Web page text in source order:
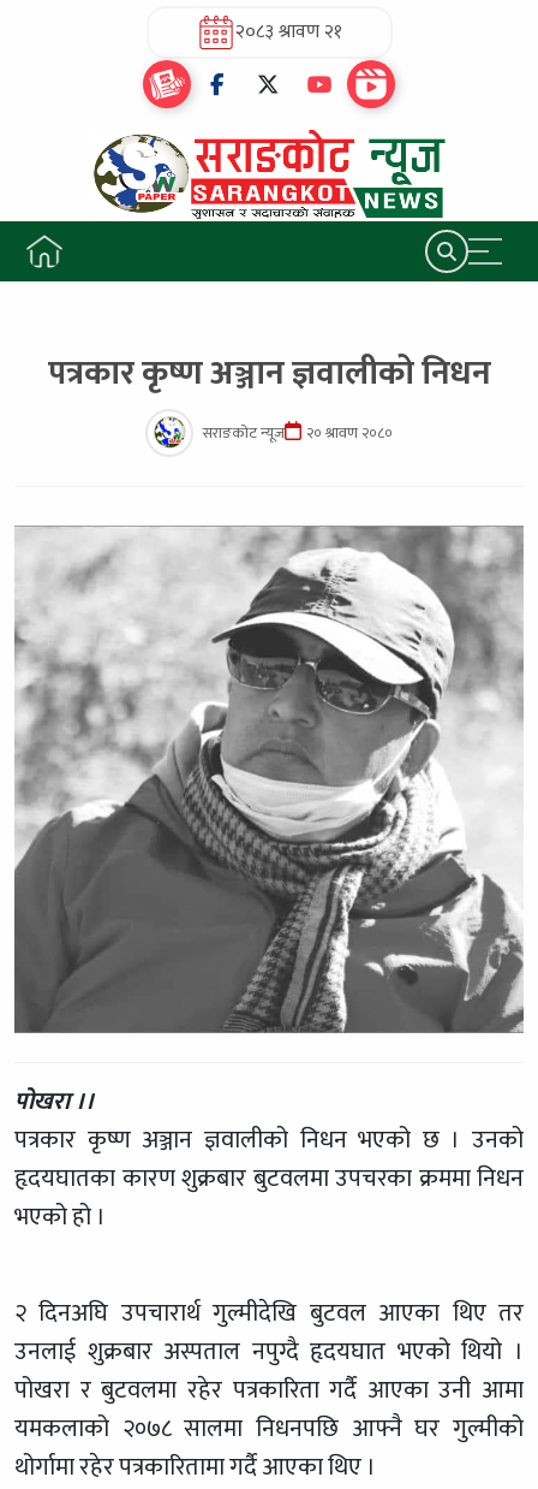
२०८३ श्रावण २१
पत्रकार कृष्ण अञ्जान ज्ञवालीको निधन
सराङकोट न्यूज २० श्रावण २०८०
पोखरा ।।
पत्रकार कृष्ण अञ्जान ज्ञवालीको निधन भएको छ । उनको
हृदयघातका कारण शुक्रबार बुटवलमा उपचरका क्रममा निधन
भएको हो ।
२ दिनअघि उपचारार्थ गुल्मीदेखि बुटवल आएका थिए तर
उनलाई शुक्रबार अस्पताल नपुग्दै हृदयघात भएको थियो ।
पोखरा र बुटवलमा रहेर पत्रकारिता गर्दै आएका उनी आमा
यमकलाको २०७८ सालमा निधनपछि आफ्नै घर गुल्मीको
थोर्गामा रहेर पत्रकारितामा गर्दै आएका थिए ।